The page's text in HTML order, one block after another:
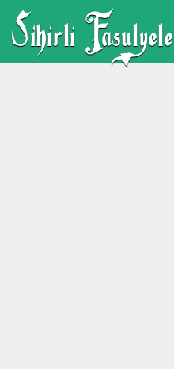
Sihirli